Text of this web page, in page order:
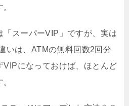
「スーパーVIP」ですが、実は
いは、ATMの無料回数2回分
VIPになっておけば、ほとんど